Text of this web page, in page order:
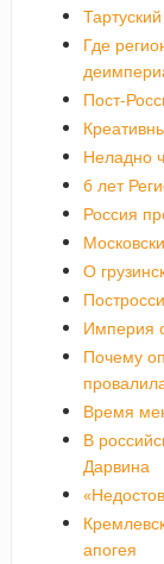
Где
Пост-
Неладно
6 лет
Россия
О
Империя
Почему
Время
В
Дарвина
апогея